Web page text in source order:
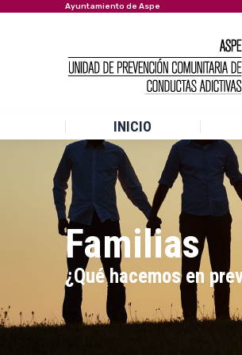
Ayuntamiento de Aspe
INICIO
Familias
¿Qué hacemos en
Estás aquí: